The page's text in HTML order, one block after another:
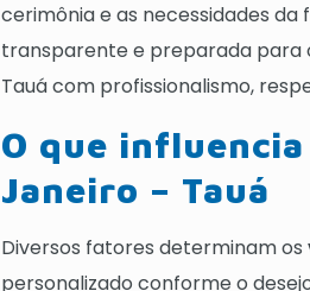
cerimônia e as necessidades
transparente e preparada para
Tauá com profissionalismo,
O que
Janeiro – Tauá
Diversos fatores determinam os
personalizado conforme o